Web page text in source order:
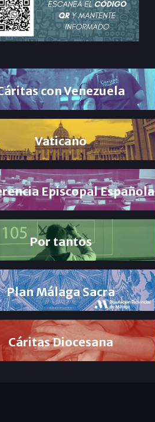
con Venezuela
Vaticano
Episcopal Española
Por tantos
Plan Málaga Sacra
Cáritas Diocesana